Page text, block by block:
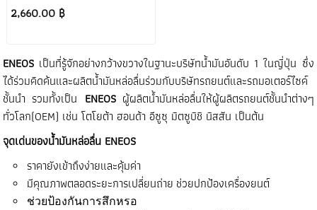
2,660.00 ฿
ENEOS เป็นที่รู้จักอย่างกว้างขวางในฐานะบริษัทน้ำมันอันดับ 1 ในญี่ปุ่น ซึ่ง
ได้ร่วมคิดค้นและผลิตน้ำมันหล่อลื่นร่วมกับบริษัทรถยนต์และรถมอเตอร์ไซค์
ชั้นนำ รวมทั้งเป็น ENEOS ผู้ผลิตน้ำมันหล่อลื่นให้ผู้ผลิตรถยนต์ชั้นนำต่างๆ
ทั่วโลก(OEM) เช่น โตโยต้า ฮอนด้า อีซูซุ มิตซูบิชิ นิสสัน เป็นต้น
จุดเด่นของน้ำมันหล่อลื่น ENEOS
ราคายังเข้าถึงง่ายและคุ้มค่า
มีคุณภาพตลอดระยะการเปลี่ยนถ่าย ช่วยปกป้องเครื่องยนต์
ช่วยป้องกันการสึกหรอ